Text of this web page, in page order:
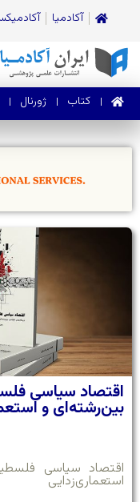
آکادمیا
کتاب ژورنال‌
اقتصاد سیاسی
بین‌رشته‌ای و
اقتصاد سیاسی
استعماری‌زدایی